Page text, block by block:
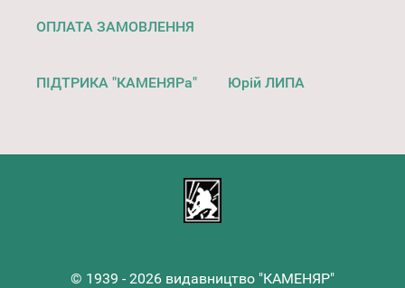
ОПЛАТА ЗАМОВЛЕННЯ
ПІДТРИКА "КАМЕНЯРа" Юрій ЛИПА
© 1939 - 2026 видавництво "КАМЕНЯР"